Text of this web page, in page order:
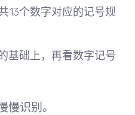
13个数字对应的记号规
基础上，再看数字记号
慢识别。